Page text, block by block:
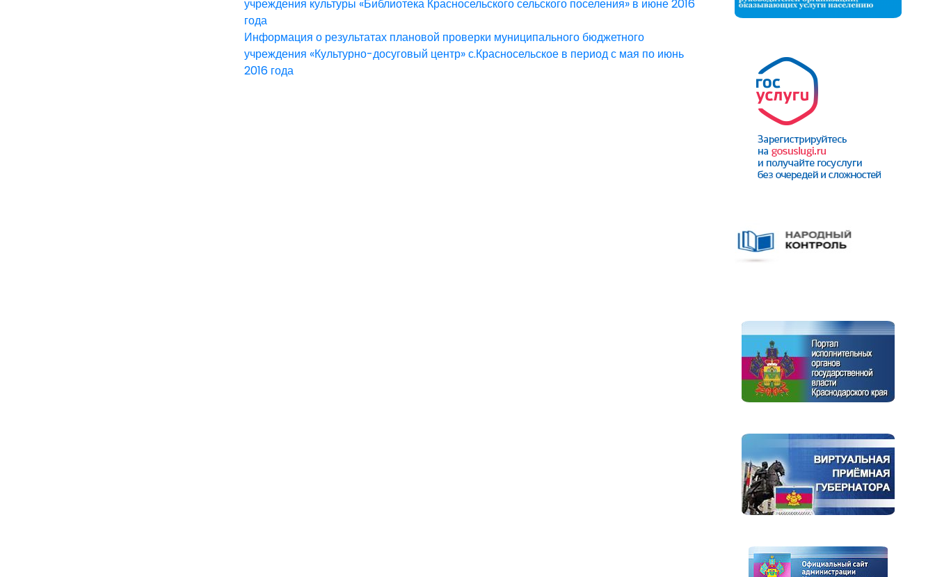
учреждения культуры «Библиотека Красносельского сельского поселения» в июне 2016
года
Информация о результатах плановой проверки муниципального бюджетного
учреждения «Культурно-досуговый центр» с.Красносельское в период с мая по июнь
2016 года